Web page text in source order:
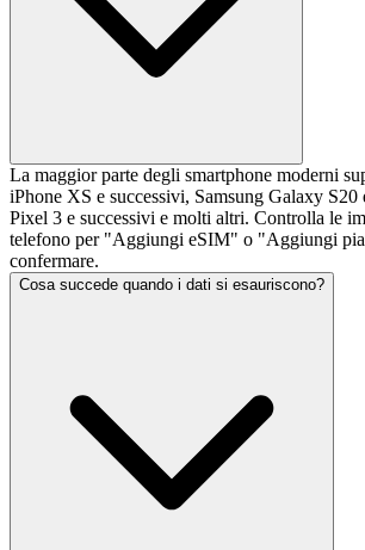
La maggior parte degli smartphone moderni
iPhone XS e successivi, Samsung Galaxy S20
Pixel 3 e successivi e molti altri. Controlla le
telefono per "Aggiungi eSIM" o "Aggiungi
confermare.
Cosa succede quando i dati si esauriscono?